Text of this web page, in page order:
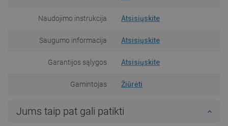
Naudojimo instrukcija Atsisiųskite
Saugumo informacija Atsisiųskite
Garantijos sąlygos Atsisiųskite
Gamintojas Žiūrėti
Jums taip pat gali patikti